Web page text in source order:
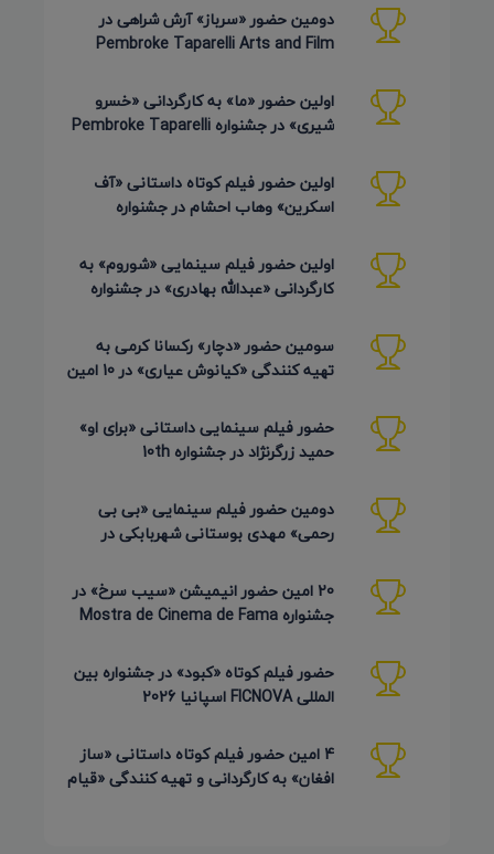
دومین حضور «سرباز» آرش شراهی در
Pembroke Taparelli Arts and Film
اولین حضور «ما» به کارگردانی «خسرو
شیری» در جشنواره Pembroke Taparelli
اولین حضور فیلم کوتاه داستانی «آف
اسکرین» وهاب احشام در جشنواره
اولین حضور فیلم سینمایی «شوروم» به
کارگردانی «عبدالله بهادری» در جشنواره
سومین حضور «دچار» رکسانا کرمی به
تهیه کنندگی «کیانوش عیاری» در 10 امین
حضور فیلم سینمایی داستانی «برای او»
حمید زرگرنژاد در جشنواره 10th
دومین حضور فیلم سینمایی «بی بی
رحمی» مهدی بوستانی شهربابکی در
20 امین حضور انیمیشن «سیب سرخ» در
جشنواره Mostra de Cinema de Fama
حضور فیلم کوتاه «کبود» در جشنواره بین
المللی FICNOVA اسپانیا 2026
4 امین حضور فیلم کوتاه داستانی «ساز
افغان» به کارگردانی و تهیه کنندگی «قیام